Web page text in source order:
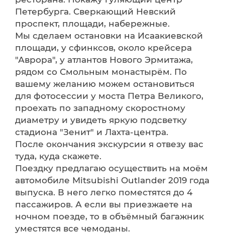
Петербурга. Сверкающий Невский
проспект, площади, набережные.
Мы сделаем остановки на Исаакиевской
площади, у сфинксов, около крейсера
"Аврора", у атлантов Нового Эрмитажа,
рядом со Смольным монастырём. По
вашему желанию можем остановиться
для фотосессии у моста Петра Великого,
проехать по западному скоростному
диаметру и увидеть яркую подсветку
стадиона "Зенит" и Лахта-центра.
После окончания экскурсии я отвезу вас
туда, куда скажете.
Поездку предлагаю осуществить на моём
автомобиле Mitsubishi Outlander 2019 года
выпуска. В него легко поместятся до 4
пассажиров. А если вы приезжаете на
ночном поезде, то в объёмный багажник
уместятся все чемоданы.